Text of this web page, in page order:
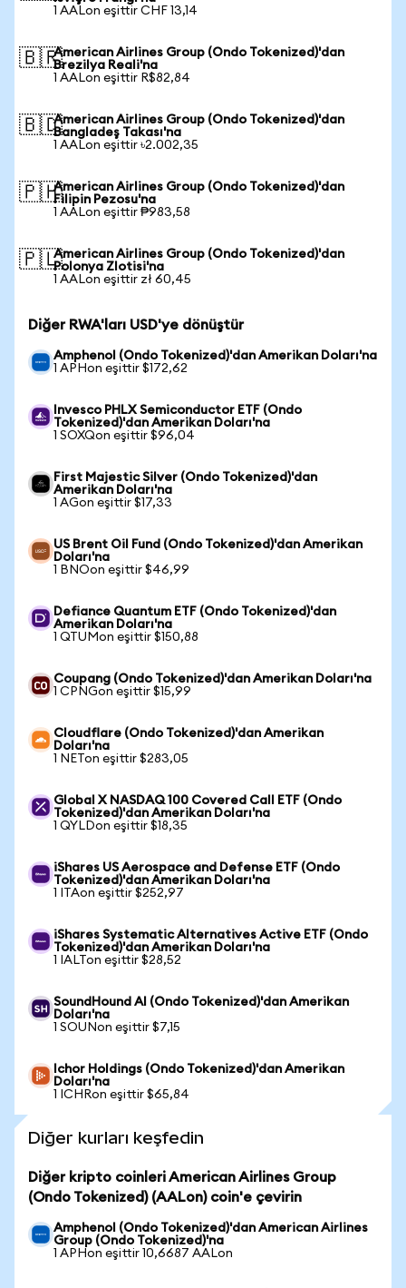
1 AALon eşittir CHF 13,14
🇧🇷American Airlines Group (Ondo Tokenized)'dan
Brezilya Reali'na
1 AALon eşittir R$82,84
🇧🇩American Airlines Group (Ondo Tokenized)'dan
Bangladeş Takası'na
1 AALon eşittir ৳2.002,35
🇵🇭American Airlines Group (Ondo Tokenized)'dan
Filipin Pezosu'na
1 AALon eşittir ₱983,58
🇵🇱American Airlines Group (Ondo Tokenized)'dan
Polonya Zlotisi'na
1 AALon eşittir zł 60,45
Diğer RWA'ları USD'ye dönüştür
Amphenol (Ondo Tokenized)'dan Amerikan Doları'na
1 APHon eşittir $172,62
Invesco PHLX Semiconductor ETF (Ondo
Tokenized)'dan Amerikan Doları'na
1 SOXQon eşittir $96,04
First Majestic Silver (Ondo Tokenized)'dan
Amerikan Doları'na
1 AGon eşittir $17,33
US Brent Oil Fund (Ondo Tokenized)'dan Amerikan
Doları'na
1 BNOon eşittir $46,99
Defiance Quantum ETF (Ondo Tokenized)'dan
Amerikan Doları'na
1 QTUMon eşittir $150,88
Coupang (Ondo Tokenized)'dan Amerikan Doları'na
1 CPNGon eşittir $15,99
Cloudflare (Ondo Tokenized)'dan Amerikan
Doları'na
1 NETon eşittir $283,05
Global X NASDAQ 100 Covered Call ETF (Ondo
Tokenized)'dan Amerikan Doları'na
1 QYLDon eşittir $18,35
iShares US Aerospace and Defense ETF (Ondo
Tokenized)'dan Amerikan Doları'na
1 ITAon eşittir $252,97
iShares Systematic Alternatives Active ETF (Ondo
Tokenized)'dan Amerikan Doları'na
1 IALTon eşittir $28,52
SoundHound AI (Ondo Tokenized)'dan Amerikan
Doları'na
1 SOUNon eşittir $7,15
Ichor Holdings (Ondo Tokenized)'dan Amerikan
Doları'na
1 ICHRon eşittir $65,84
Diğer kurları keşfedin
Diğer kripto coinleri American Airlines Group
(Ondo Tokenized) (AALon) coin'e çevirin
Amphenol (Ondo Tokenized)'dan American Airlines
Group (Ondo Tokenized)'na
1 APHon eşittir 10,6687 AALon